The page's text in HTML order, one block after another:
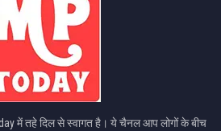
में तहे दिल से स्वागत है। ये चैनल आप लोगों के बीच